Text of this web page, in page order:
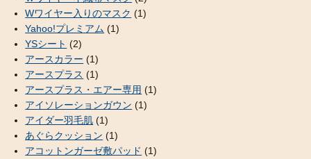
Wワイヤー入りのマスク (1)
Yahoo!プレミアム (1)
YSシート (2)
アースカラー (1)
アースプラス (1)
アースプラス・エアー専用 (1)
アイソレーションガウン (1)
アイダー羽毛肌 (1)
あぐらクッション (1)
アコットンガーゼ敷パッド (1)